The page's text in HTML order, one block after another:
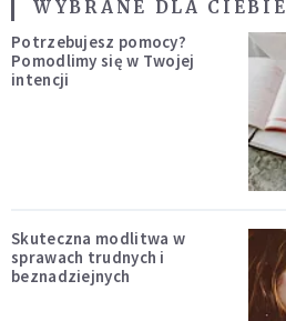
WYBRANE DLA CIEBIE
Potrzebujesz pomocy?
Pomodlimy się w Twojej
intencji
Skuteczna modlitwa w
sprawach trudnych i
beznadziejnych